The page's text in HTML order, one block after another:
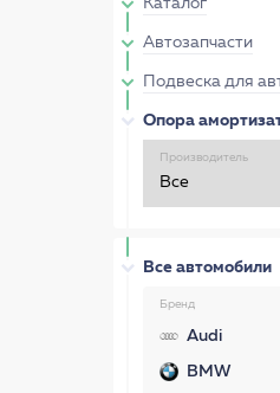
Каталог
Автозапчасти
Подвеска для
Опора
Производитель
Все автомобили
Бренд
Audi
BMW